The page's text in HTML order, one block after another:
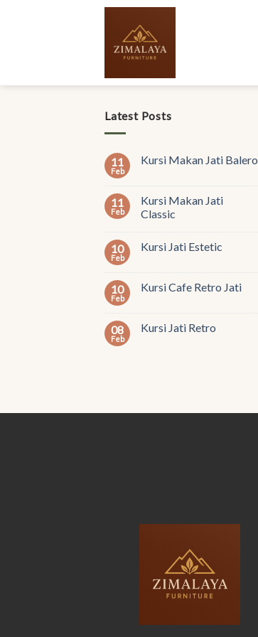
Latest Posts
11
Feb
Kursi Makan Jati Balero
11
Feb
Kursi Makan Jati
Classic
10
Feb
Kursi Jati Estetic
10
Feb
Kursi Cafe Retro Jati
08
Feb
Kursi Jati Retro